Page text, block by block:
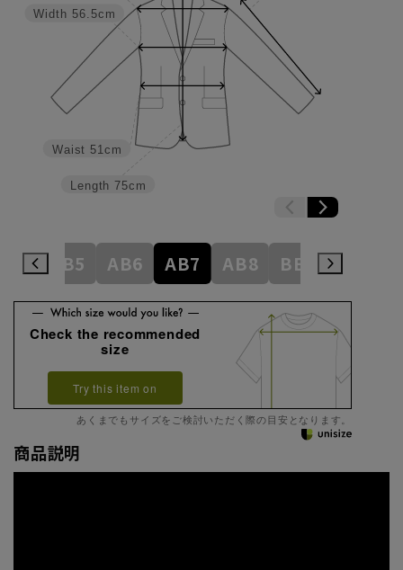
Length 75cm
Waist 51cm
Width 56.5cm
AB5 AB6 AB7 AB8 BE3 BE4
Check the recommended
size
Try this item on
あくまでもサイズをご検討いただく際の目安となります。
商品説明